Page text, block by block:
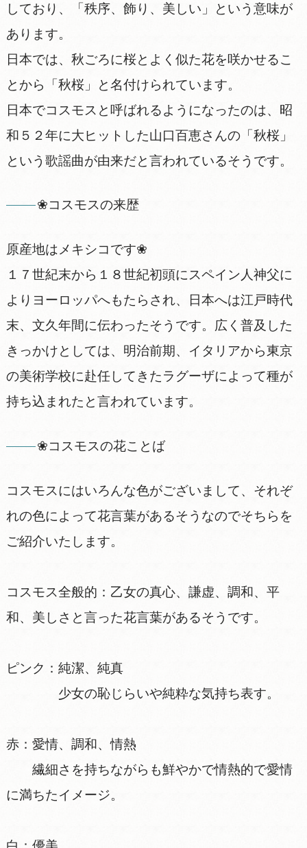
しており、「秩序、飾り、美しい」という意味が
あります。
日本では、秋ごろに桜とよく似た花を咲かせるこ
とから「秋桜」と名付けられています。
日本でコスモスと呼ばれるようになったのは、昭
和５２年に大ヒットした山口百恵さんの「秋桜」
という歌謡曲が由来だと言われているそうです。
❀コスモスの来歴
原産地はメキシコです❀
１７世紀末から１８世紀初頭にスペイン人神父に
よりヨーロッパへもたらされ、日本へは江戸時代
末、文久年間に伝わったそうです。広く普及した
きっかけとしては、明治前期、イタリアから東京
の美術学校に赴任してきたラグーザによって種が
持ち込まれたと言われています。
❀コスモスの花ことば
コスモスにはいろんな色がございまして、それぞ
れの色によって花言葉があるそうなのでそちらを
ご紹介いたします。
コスモス全般的：乙女の真心、謙虚、調和、平
和、美しさと言った花言葉があるそうです。
ピンク：純潔、純真
少女の恥じらいや純粋な気持ち表す。
赤：愛情、調和、情熱
繊細さを持ちながらも鮮やかで情熱的で愛情
に満ちたイメージ。